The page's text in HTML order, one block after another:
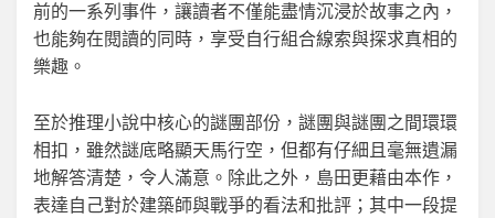
前的一系列事件，讓讀者不僅能盡情沉浸於故事之內，
也能夠在閱讀的同時，享受自行組合線索與探求真相的
樂趣。
至於推理小說中核心的謎團部份，謎團與謎團之間環環
相扣，雖然謎底略顯天馬行空，但都有仔細且毫無遺漏
地解答清楚，令人滿意。除此之外，島田更藉由本作，
表達自己對於建築師與戰爭的看法和批評；其中一段提